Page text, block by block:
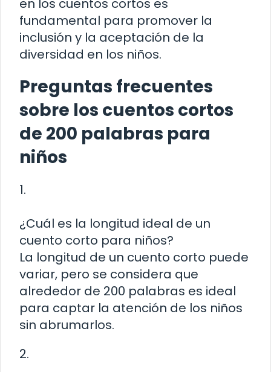
en los cuentos cortos es
fundamental para promover la
inclusión y la aceptación de la
diversidad en los niños.
Preguntas frecuentes
sobre los cuentos cortos
de 200 palabras para
niños
1.
¿Cuál es la longitud ideal de un
cuento corto para niños?
La longitud de un cuento corto puede
variar, pero se considera que
alrededor de 200 palabras es ideal
para captar la atención de los niños
sin abrumarlos.
2.